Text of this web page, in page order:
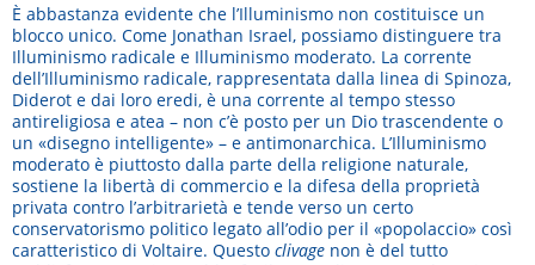
È abbastanza evidente che l’Illuminismo non costituisce un
blocco unico. Come Jonathan Israel, possiamo distinguere tra
Illuminismo radicale e Illuminismo moderato. La corrente
dell’Illuminismo radicale, rappresentata dalla linea di Spinoza,
Diderot e dai loro eredi, è una corrente al tempo stesso
antireligiosa e atea – non c’è posto per un Dio trascendente o
un «disegno intelligente» – e antimonarchica. L’Illuminismo
moderato è piuttosto dalla parte della religione naturale,
sostiene la libertà di commercio e la difesa della proprietà
privata contro l’arbitrarietà e tende verso un certo
conservatorismo politico legato all’odio per il «popolaccio» così
caratteristico di Voltaire. Questo clivage non è del tutto